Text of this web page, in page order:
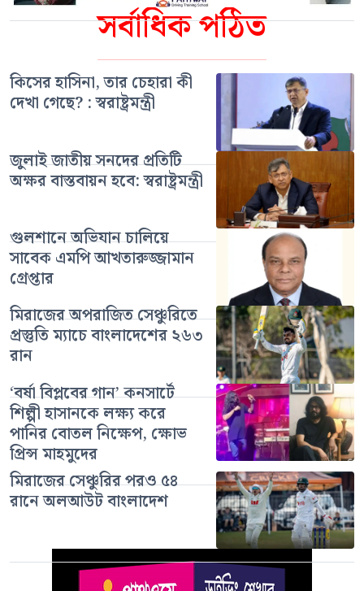
সর্বাধিক পঠিত
কিসের হাসিনা, তার চেহারা কী
দেখা গেছে? : স্বরাষ্ট্রমন্ত্রী
জুলাই জাতীয় সনদের প্রতিটি
অক্ষর বাস্তবায়ন হবে: স্বরাষ্ট্রমন্ত্রী
গুলশানে অভিযান চালিয়ে
সাবেক এমপি আখতারুজ্জামান
গ্রেপ্তার
মিরাজের অপরাজিত সেঞ্চুরিতে
প্রস্তুতি ম্যাচে বাংলাদেশের ২৬৩
রান
‘বর্ষা বিপ্লবের গান’ কনসার্টে
শিল্পী হাসানকে লক্ষ্য করে
পানির বোতল নিক্ষেপ, ক্ষোভ
প্রিন্স মাহমুদের
মিরাজের সেঞ্চুরির পরও ৫৪
রানে অলআউট বাংলাদেশ